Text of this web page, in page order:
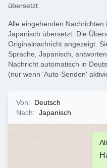
übersetzt.
Alle eingehenden
Japanisch übersetzt. Die
Originalnachricht angezeigt.
Sprache, Japanisch,
Nachricht automatisch in
(nur wenn 'Auto-Senden'
Von:
Deutsch
Nach: Japanisch